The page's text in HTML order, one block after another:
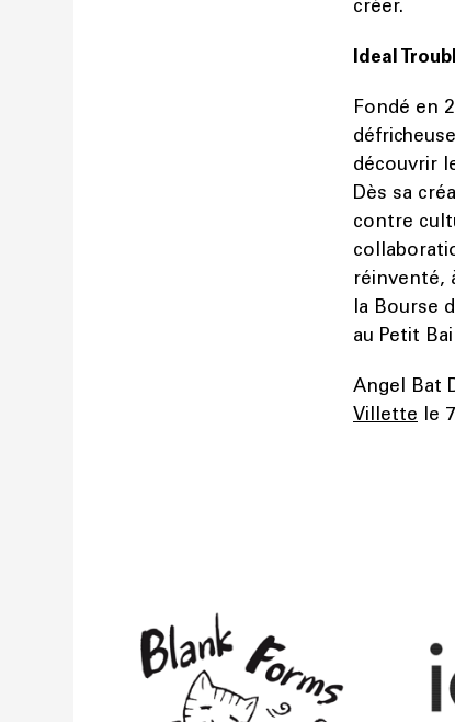
créer.
Ideal
Fondé en
découvrir
Dès sa
contre
réinventé,
la Bourse
au Petit
Angel Bat
Villette le